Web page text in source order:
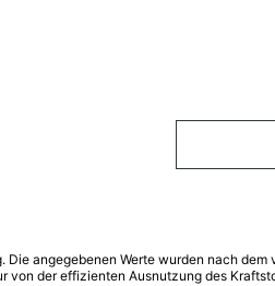
angegebenen Werte wurden nach
der effizienten Ausnutzung des